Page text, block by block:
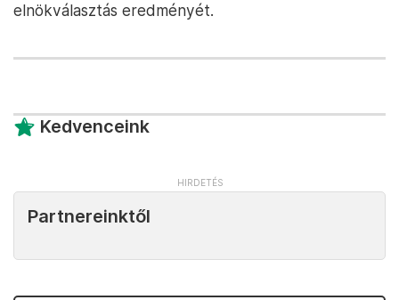
elnökválasztás eredményét.
Kedvenceink
Partnereinktől